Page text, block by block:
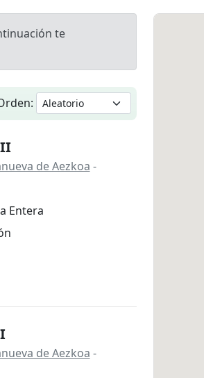
te
de Aezkoa -
Entera
de Aezkoa -